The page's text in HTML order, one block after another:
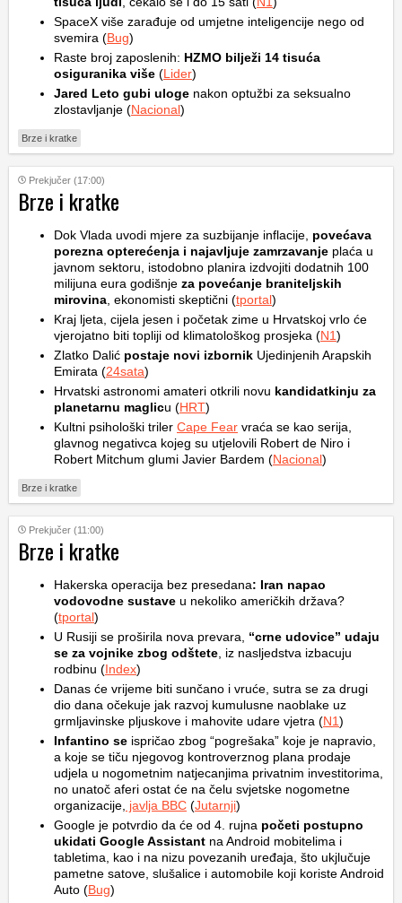
SpaceX više zarađuje od umjetne inteligencije nego od
svemira (Bug)
Raste broj zaposlenih: HZMO bilježi 14 tisuća
osiguranika više (Lider)
Jared Leto gubi uloge nakon optužbi za seksualno
zlostavljanje (Nacional)
Brze i kratke
Prekjučer (17:00)
Brze i kratke
Dok Vlada uvodi mjere za suzbijanje inflacije, povećava
porezna opterećenja i najavljuje zamrzavanje plaća u
javnom sektoru, istodobno planira izdvojiti dodatnih 100
milijuna eura godišnje za povećanje braniteljskih
mirovina , ekonomisti skeptični (tportal)
Kraj ljeta, cijela jesen i početak zime u Hrvatskoj vrlo će
vjerojatno biti topliji od klimatološkog prosjeka (N1)
Zlatko Dalić postaje novi izbornik Ujedinjenih Arapskih
Emirata (24sata)
Hrvatski astronomi amateri otkrili novu kandidatkinju za
planetarnu maglicu (HRT)
Kultni psihološki triler Cape Fear vraća se kao serija,
glavnog negativca kojeg su utjelovili Robert de Niro i
Robert Mitchum glumi Javier Bardem (Nacional)
Brze i kratke
Prekjučer (11:00)
Brze i kratke
Hakerska operacija bez presedana: Iran napao
vodovodne sustave u nekoliko američkih država?
(tportal)
U Rusiji se proširila nova prevara, “crne udovice” udaju
se za vojnike zbog odštete , iz nasljedstva izbacuju
rodbinu (Index)
Danas će vrijeme biti sunčano i vruće, sutra se za drugi
dio dana očekuje jak razvoj kumulusne naoblake uz
grmljavinske pljuskove i mahovite udare vjetra (N1)
Infantino se ispričao zbog “pogrešaka” koje je napravio,
a koje se tiču njegovog kontroverznog plana prodaje
udjela u nogometnim natjecanjima privatnim investitorima,
no unatoč aferi ostat će na čelu svjetske nogometne
organizacije, javlja BBC (Jutarnji)
Google je potvrdio da će od 4. rujna početi postupno
ukidati Google Assistant na Android mobitelima i
tabletima, kao i na nizu povezanih uređaja, što ukjlučuje
pametne satove, slušalice i automobile koji koriste Android
Auto (Bug)